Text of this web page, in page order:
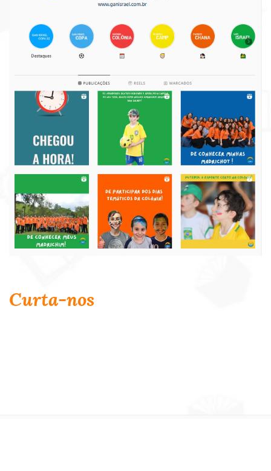
Curta-nos